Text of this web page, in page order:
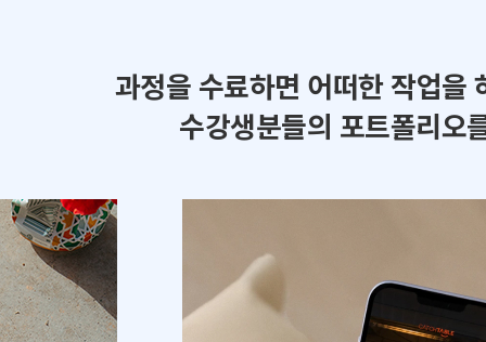
과정을 수료하면 어떠한 작업을
수강생분들의 포트폴리오